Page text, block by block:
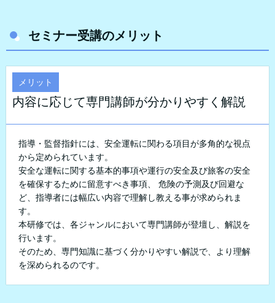
セミナー受講のメリット
メリット
内容に応じて専門講師が分かりやすく解説
指導・監督指針には、安全運転に関わる項目が多角的な視点
から定められています。
安全な運転に関する基本的事項や運行の安全及び旅客の安全
を確保するために留意すべき事項、 危険の予測及び回避な
ど、指導者には幅広い内容で理解し教える事が求められま
す。
本研修では、各ジャンルにおいて専門講師が登壇し、解説を
行います。
そのため、専門知識に基づく分かりやすい解説で、より理解
を深められるのです。